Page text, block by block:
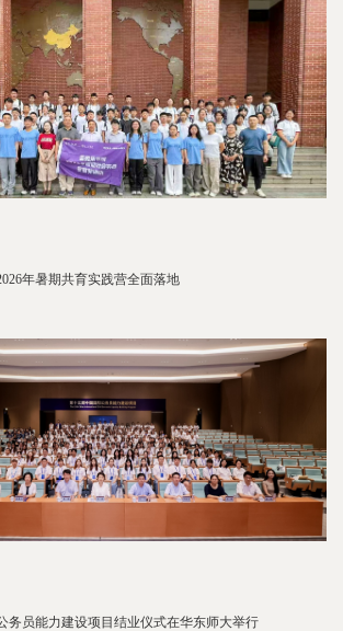
年暑期共育实践营全面落地
务员能力建设项目结业仪式在华东师大举行